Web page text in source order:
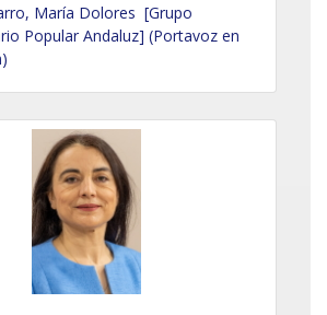
María Dolores [Grupo
Popular Andaluz] (Portavoz en